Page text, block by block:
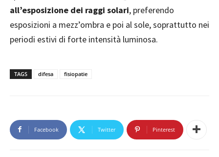
all’esposizione dei raggi solari, preferendo
esposizioni a mezz’ombra e poi al sole, soprattutto nei
periodi estivi di forte intensità luminosa.
TAGS difesa fisiopatie
Facebook Twitter Pinterest